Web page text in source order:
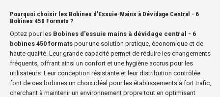
Pourquoi choisir les Bobines d'Essuie-Mains à Dévidage Central - 6
Bobines 450 Formats ?
Optez pour les Bobines d'essuie mains à dévidage central - 6
bobines 450 formats pour une solution pratique, économique et de
haute qualité. Leur grande capacité permet de réduire les changements
fréquents, offrant ainsi un confort et une hygiène accrus pour les
utilisateurs. Leur conception résistante et leur distribution contrôlée
font de ces bobines un choix idéal pour les établissements à fort trafic,
cherchant à maintenir un environnement propre tout en optimisant